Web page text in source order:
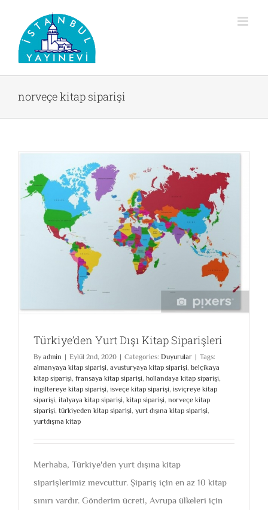
content
norveçe kitap siparişi
Türkiye’den Yurt Dışı Kitap Siparişleri
By admin | Eylül 2nd, 2020 | Categories: Duyurular | Tags:
almanyaya kitap siparişi, avusturyaya kitap siparişi, belçikaya
kitap siparişi, fransaya kitap siparişi, hollandaya kitap siparişi,
ingiltereye kitap siparişi, isveçe kitap siparişi, isviçreye kitap
siparişi, italyaya kitap siparişi, kitap siparişi, norveçe kitap
siparişi, türkiyeden kitap siparişi, yurt dışına kitap siparişi,
yurtdışına kitap
Merhaba, Türkiye'den yurt dışına kitap
siparişlerimiz mevcuttur. Şipariş için en az 10 kitap
sınırı vardır. Gönderim ücreti, Avrupa ülkeleri için